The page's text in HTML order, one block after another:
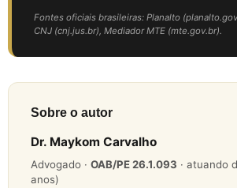
Fontes oficiais brasileiras: Planalto
CNJ (cnj.jus.br), Mediador MTE (mte.gov.br).
Sobre o autor
Dr. Maykom Carvalho
Advogado · OAB/PE 26.1.093 · atuando
anos)